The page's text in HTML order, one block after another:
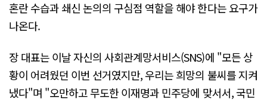
혼란 수습과 쇄신 논의의 구심점 역할을 해야 한다는 요구가
나온다.
장 대표는 이날 자신의 사회관계망서비스(SNS)에 "모든 상
황이 어려웠던 이번 선거였지만, 우리는 희망의 불씨를 지켜
냈다"며 "오만하고 무도한 이재명과 민주당에 맞서서, 국민